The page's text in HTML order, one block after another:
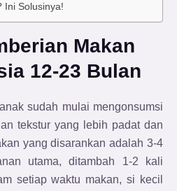
Ini Solusinya!
Makan
12-23 Bulan
sudah mulai mengonsumsi
tekstur yang lebih padat dan
yang disarankan adalah 3-4
utama, ditambah 1-2 kali
setiap waktu makan, si kecil